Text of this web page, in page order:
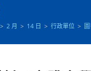
> 2 月 > 14 日 > 行政單位 >